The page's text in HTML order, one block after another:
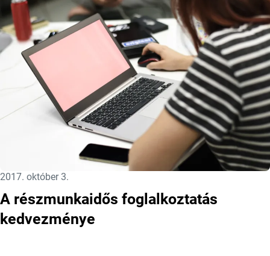
Közzétéve:
2017. október 3.
A részmunkaidős foglalkoztatás
kedvezménye